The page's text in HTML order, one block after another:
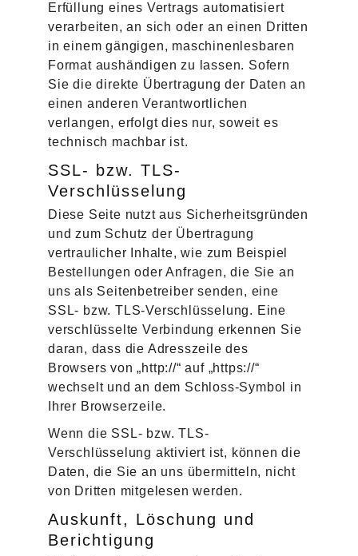
Erfüllung eines Vertrags automatisiert
verarbeiten, an sich oder an einen Dritten
in einem gängigen, maschinenlesbaren
Format aushändigen zu lassen. Sofern
Sie die direkte Übertragung der Daten an
einen anderen Verantwortlichen
verlangen, erfolgt dies nur, soweit es
technisch machbar ist.
SSL- bzw. TLS-
Verschlüsselung
Diese Seite nutzt aus Sicherheitsgründen
und zum Schutz der Übertragung
vertraulicher Inhalte, wie zum Beispiel
Bestellungen oder Anfragen, die Sie an
uns als Seitenbetreiber senden, eine
SSL- bzw. TLS-Verschlüsselung. Eine
verschlüsselte Verbindung erkennen Sie
daran, dass die Adresszeile des
Browsers von „http://“ auf „https://“
wechselt und an dem Schloss-Symbol in
Ihrer Browserzeile.
Wenn die SSL- bzw. TLS-
Verschlüsselung aktiviert ist, können die
Daten, die Sie an uns übermitteln, nicht
von Dritten mitgelesen werden.
Auskunft, Löschung und
Berichtigung